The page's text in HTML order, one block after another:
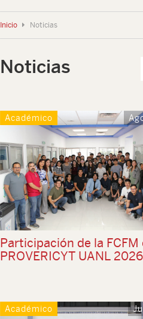
Inicio Noticias
Noticias
Académico
Participación de la FCFM
PROVERICYT UANL 2026
Académico